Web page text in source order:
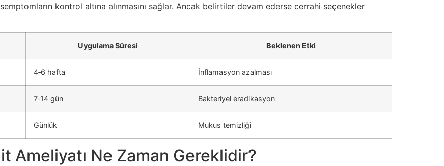
kontrol altına alınmasını sağlar. Ancak belirtiler devam ederse cerrahi seçenekler
Uygulama Süresi Beklenen Etki
4‑6 hafta İnflamasyon azalması
7‑14 gün Bakteriyel eradikasyon
Günlük Mukus temizliği
Ameliyatı Ne Zaman Gereklidir?